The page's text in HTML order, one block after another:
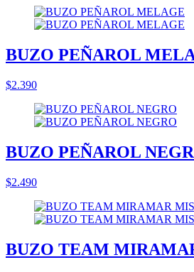
BUZO PEÑAROL
$2.390
BUZO PEÑAROL
$2.490
BUZO TEAM